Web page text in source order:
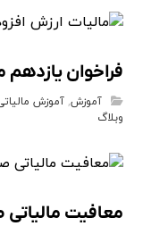
فراخوان یازدهم
آموزش,آموزش
وبلاگ
معافیت